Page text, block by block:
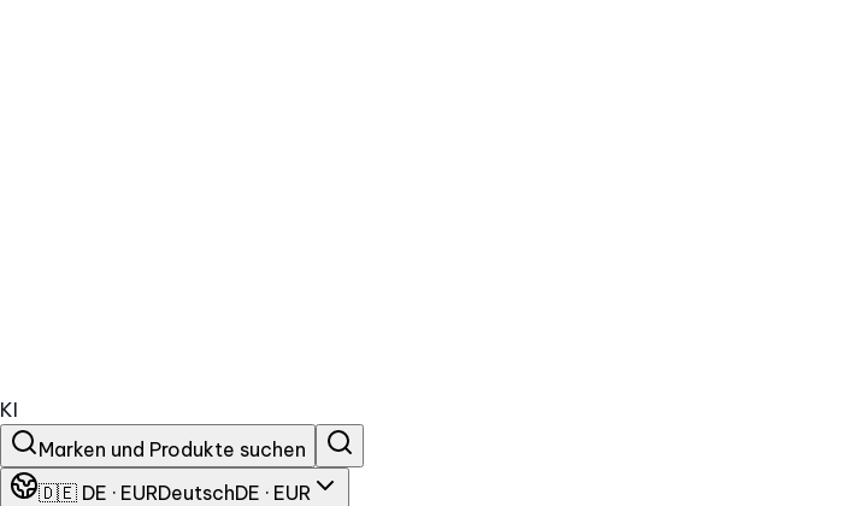
KI
Marken und Produkte suchen
🇩🇪 DE · EURDeutschDE · EUR